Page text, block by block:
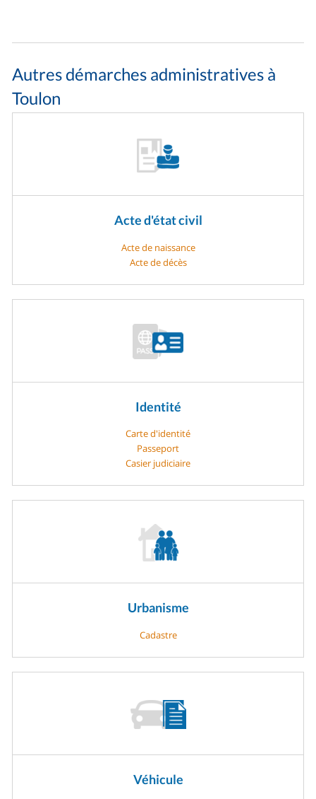
Autres démarches administratives à
Toulon
Acte d'état civil
Acte de naissance
Acte de décès
Identité
Carte d'identité
Passeport
Casier judiciaire
Urbanisme
Cadastre
Véhicule